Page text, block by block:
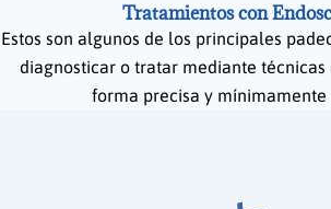
Tratamientos con
Estos son algunos de los principales
diagnosticar o tratar mediante técnicas
forma precisa y mínimamente